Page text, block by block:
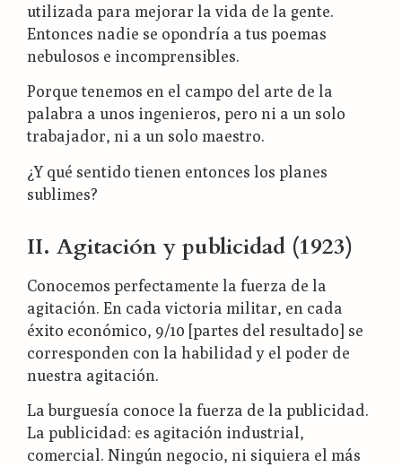
utilizada para mejorar la vida de la gente.
Entonces nadie se opondría a tus poemas
nebulosos e incomprensibles.
Porque tenemos en el campo del arte de la
palabra a unos ingenieros, pero ni a un solo
trabajador, ni a un solo maestro.
¿Y qué sentido tienen entonces los planes
sublimes?
II. Agitación y publicidad (1923)
Conocemos perfectamente la fuerza de la
agitación. En cada victoria militar, en cada
éxito económico, 9/10 [partes del resultado] se
corresponden con la habilidad y el poder de
nuestra agitación.
La burguesía conoce la fuerza de la publicidad.
La publicidad: es agitación industrial,
comercial. Ningún negocio, ni siquiera el más